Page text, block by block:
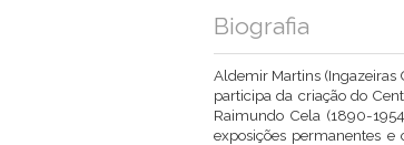
Biografia
Aldemir Martins (Ingazeiras
participa da criação do
Raimundo Cela (1890-
exposições permanentes